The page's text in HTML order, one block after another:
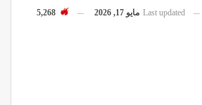
Last updated مايو 17, 2026 5,268